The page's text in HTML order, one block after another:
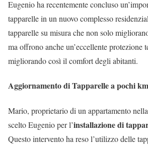
Eugenio ha recentemente concluso
tapparelle in un nuovo complesso
tapparelle su misura che non solo
ma offrono anche un’eccellente protezione
migliorando così il comfort degli abitanti.
Aggiornamento di Tapparelle a pochi
Mario, proprietario di un appartamento
scelto Eugenio per l’installazione di
Questo intervento ha reso l’utilizzo delle